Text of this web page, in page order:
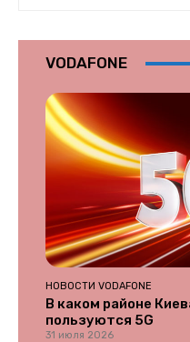
VODAFONE
НОВОСТИ VODAFONE
В каком районе
пользуются 5G
31 июля 2026